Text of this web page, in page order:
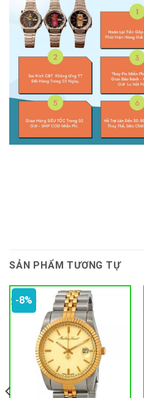
SẢN PHẨM TƯƠNG TỰ
-8%